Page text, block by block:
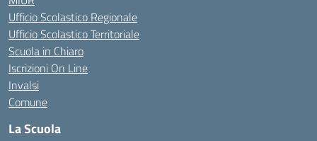
Ufficio Scolastico Regionale
Ufficio Scolastico Territoriale
Scuola in Chiaro
Iscrizioni On Line
Invalsi
Comune
La Scuola